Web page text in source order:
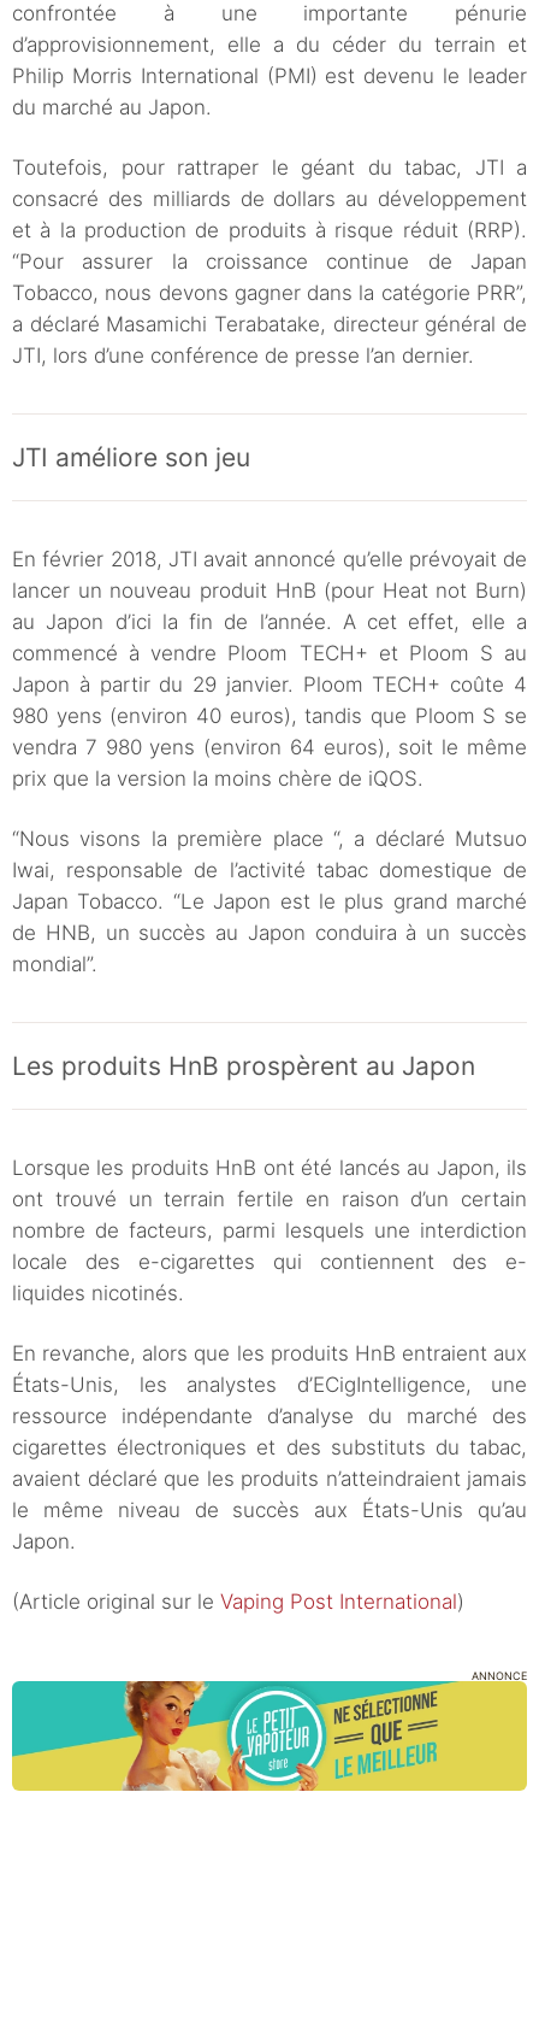
confrontée à une importante pénurie
d’approvisionnement, elle a du céder du terrain et
Philip Morris International (PMI) est devenu le leader
du marché au Japon.
Toutefois, pour rattraper le géant du tabac, JTI a
consacré des milliards de dollars au développement
et à la production de produits à risque réduit (RRP).
“Pour assurer la croissance continue de Japan
Tobacco, nous devons gagner dans la catégorie PRR”,
a déclaré Masamichi Terabatake, directeur général de
JTI, lors d’une conférence de presse l’an dernier.
JTI améliore son jeu
En février 2018, JTI avait annoncé qu’elle prévoyait de
lancer un nouveau produit HnB (pour Heat not Burn)
au Japon d’ici la fin de l’année. A cet effet, elle a
commencé à vendre Ploom TECH+ et Ploom S au
Japon à partir du 29 janvier. Ploom TECH+ coûte 4
980 yens (environ 40 euros), tandis que Ploom S se
vendra 7 980 yens (environ 64 euros), soit le même
prix que la version la moins chère de iQOS.
“Nous visons la première place “, a déclaré Mutsuo
Iwai, responsable de l’activité tabac domestique de
Japan Tobacco. “Le Japon est le plus grand marché
de HNB, un succès au Japon conduira à un succès
mondial”.
Les produits HnB prospèrent au Japon
Lorsque les produits HnB ont été lancés au Japon, ils
ont trouvé un terrain fertile en raison d’un certain
nombre de facteurs, parmi lesquels une interdiction
locale des e-cigarettes qui contiennent des e-
liquides nicotinés.
En revanche, alors que les produits HnB entraient aux
États-Unis, les analystes d’ECigIntelligence, une
ressource indépendante d’analyse du marché des
cigarettes électroniques et des substituts du tabac,
avaient déclaré que les produits n’atteindraient jamais
le même niveau de succès aux États-Unis qu’au
Japon.
(Article original sur le Vaping Post International)
ANNONCE